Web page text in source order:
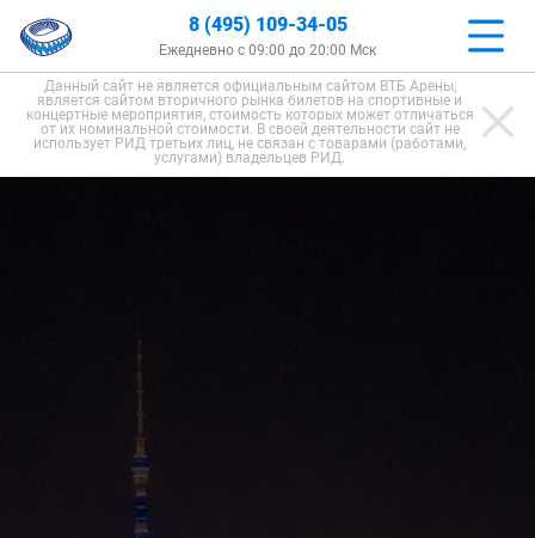
8 (495) 109-34-05
Ежедневно с 09:00 до 20:00 Мск
Данный сайт не является официальным сайтом ВТБ Арены,
является сайтом вторичного рынка билетов на спортивные и
концертные мероприятия, стоимость которых может отличаться
от их номинальной стоимости. В своей деятельности сайт не
использует РИД третьих лиц, не связан с товарами (работами,
услугами) владельцев РИД.